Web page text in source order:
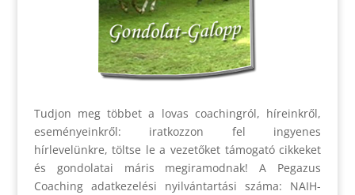
Tudjon meg többet a lovas coachingról, híreinkről,
eseményeinkről: iratkozzon fel ingyenes
hírlevelünkre, töltse le a vezetőket támogató cikkeket
és gondolatai máris megiramodnak! A Pegazus
Coaching adatkezelési nyilvántartási száma: NAIH-